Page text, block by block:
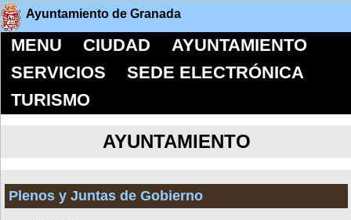
Ayuntamiento de Granada
MENU CIUDAD
AYUNTAMIENTO
SERVICIOS
SEDE ELECTRÓNICA
TURISMO
AYUNTAMIENTO
Plenos y Juntas de Gobierno